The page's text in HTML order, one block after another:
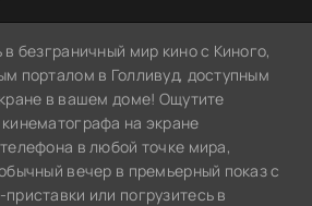
в безграничный мир кино с Киного,
порталом в Голливуд, доступным
в вашем доме! Ощутите
на экране
в любой точке мира,
вечер в премьерный показ с
или погрузитесь в